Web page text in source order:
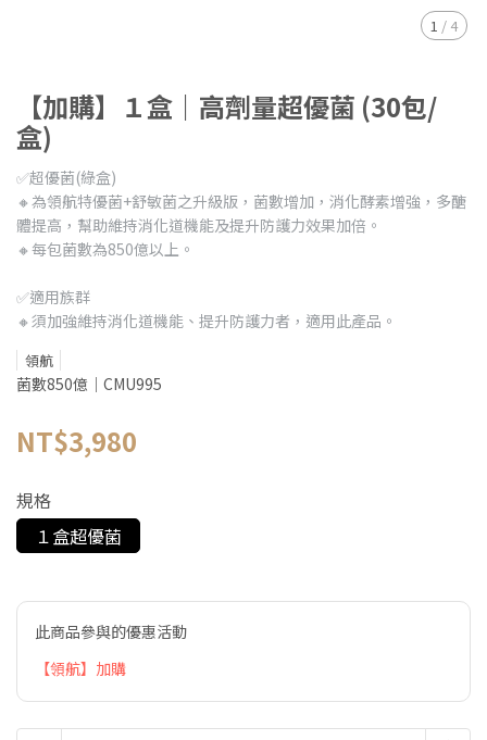
1 / 4
【加購】１盒｜高劑量超優菌 (30包/
盒)
✅超優菌(綠盒)
🔸為領航特優菌+舒敏菌之升級版，菌數增加，消化酵素增強，多醣
體提高，幫助維持消化道機能及提升防護力效果加倍。
🔸每包菌數為850億以上。
✅適用族群
🔸須加強維持消化道機能、提升防護力者，適用此產品。
領航
菌數850億｜CMU995
NT$3,980
規格
１盒超優菌
此商品參與的優惠活動
【領航】加購